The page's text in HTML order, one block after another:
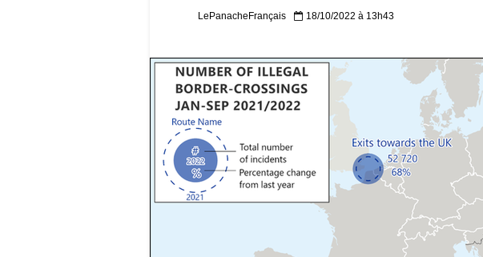
LePanacheFrançais 18/10/2022 à 13h43